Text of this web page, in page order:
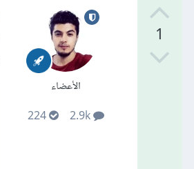
1
الأعضاء
2.9k
224